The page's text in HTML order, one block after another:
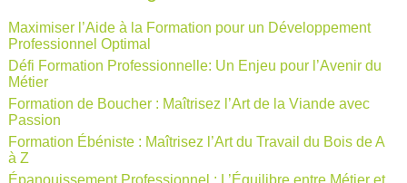
Maximiser l’Aide à la Formation pour un Développement
Professionnel Optimal
Défi Formation Professionnelle: Un Enjeu pour l’Avenir du
Métier
Formation de Boucher : Maîtrisez l’Art de la Viande avec
Passion
Formation Ébéniste : Maîtrisez l’Art du Travail du Bois de A
à Z